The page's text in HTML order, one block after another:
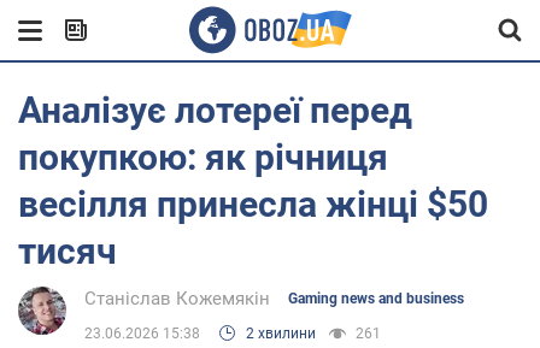
Аналізує лотереї перед
покупкою: як річниця
весілля принесла жінці $50
тисяч
Станіслав Кожемякін Gaming news and business
23.06.2026 15:38 2 хвилини 261